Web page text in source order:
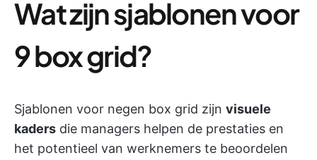
Wat zijn sjablonen voor
9 box grid?
Sjablonen voor negen box grid zijn visuele
kaders die managers helpen de prestaties en
het potentieel van werknemers te beoordelen